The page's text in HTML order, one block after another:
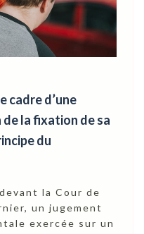
cadre d’une
la fixation de sa
du
la Cour de
un jugement
exercée sur un